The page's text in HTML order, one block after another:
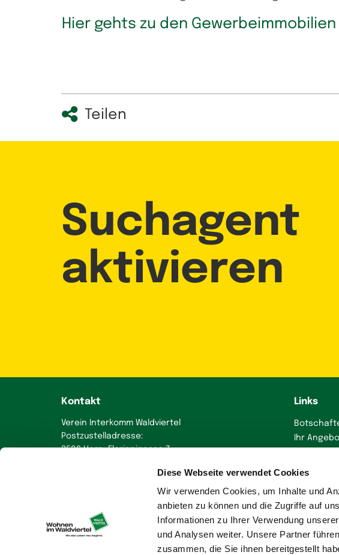
Diese Webseite verwendet Cookies
Wir verwenden Cookies, um Inhalte und
anbieten zu können und die Zugriffe auf
Informationen zu Ihrer Verwendung
und Analysen weiter. Unsere Partner
zusammen, die Sie ihnen bereitgestellt
Hier gehts zu den Gewerbeimmobilien
Teilen
Suchagent
aktivieren
Kontakt
Verein Interkomm Waldviertel
Postzustelladresse:
3580 Horn, Florianigasse 7
wohnen-im-waldviertel.at
Links
Ihr
Presse